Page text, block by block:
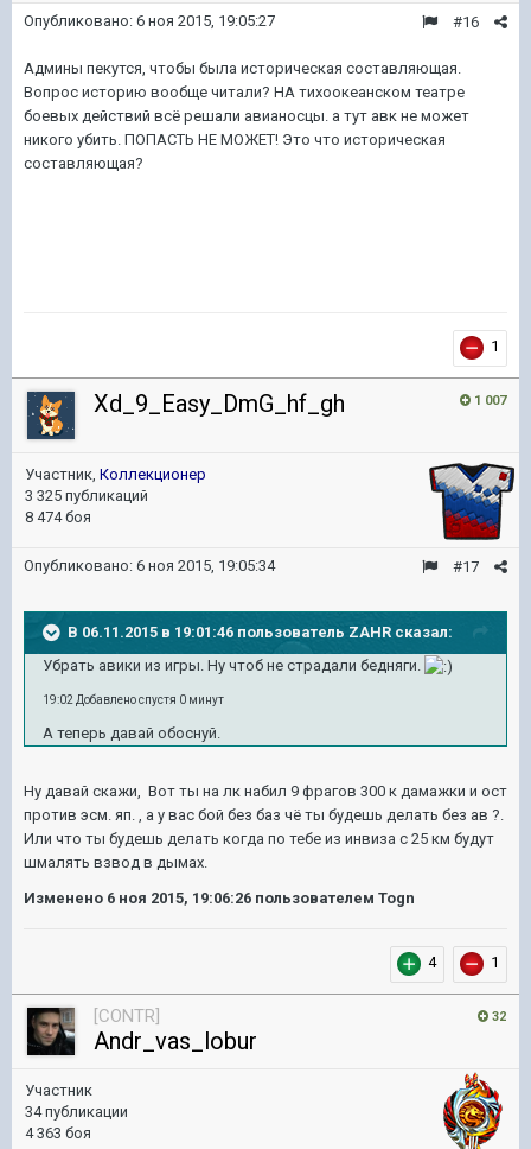
#16
Опубликовано: 6 ноя 2015, 19:05:27
Админы пекутся, чтобы была историческая составляющая.
Вопрос историю вообще читали? НА тихоокеанском театре
боевых действий всё решали авианосцы. а тут авк не может
никого убить. ПОПАСТЬ НЕ МОЖЕТ! Это что историческая
составляющая?
1
1 007
Xd_9_Easy_DmG_hf_gh
Участник, Коллекционер
3 325 публикаций
8 474 боя
#17
Опубликовано: 6 ноя 2015, 19:05:34
В 06.11.2015 в 19:01:46 пользователь ZAHR сказал:
Убрать авики из игры. Ну чтоб не страдали бедняги.
19:02 Добавлено спустя 0 минут
А теперь давай обоснуй.
Ну давай скажи, Вот ты на лк набил 9 фрагов 300 к дамажки и ост
против эсм. яп. , а у вас бой без баз чё ты будешь делать без ав ?.
Или что ты будешь делать когда по тебе из инвиза с 25 км будут
шмалять взвод в дымах.
Изменено 6 ноя 2015, 19:06:26 пользователем Togn
4 1
32
[CONTR]
Andr_vas_lobur
Участник
34 публикации
4 363 боя